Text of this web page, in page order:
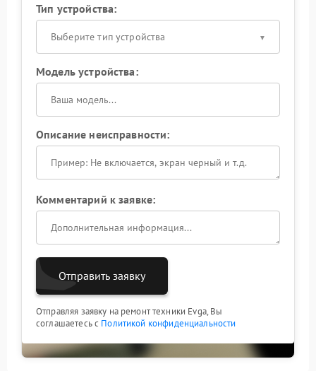
Тип устройства:
Выберите тип устройства
Модель устройства:
Описание неисправности:
Комментарий к заявке:
Отправить заявку
Отправляя заявку на ремонт техники Evga, Вы
соглашаетесь с Политикой конфиденциальности